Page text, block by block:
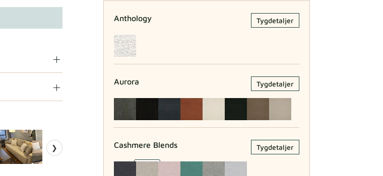
❯
Anthology Tygdetaljer
Aurora Tygdetaljer
Cashmere Blends Tygdetaljer